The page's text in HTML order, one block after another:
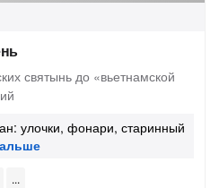
святынь до «вьетнамской
улочки, фонари, старинный